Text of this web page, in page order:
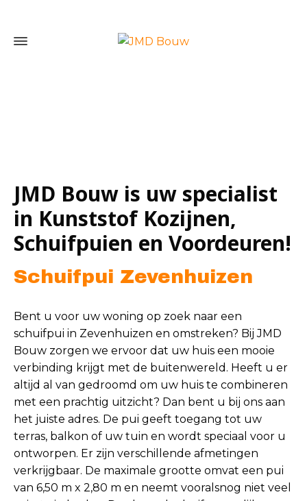
JMD Bouw is uw specialist
in Kunststof Kozijnen,
Schuifpuien en Voordeuren!
Schuifpui Zevenhuizen
Bent u voor uw woning op zoek naar een
schuifpui in Zevenhuizen en omstreken? Bij JMD
Bouw zorgen we ervoor dat uw huis een mooie
verbinding krijgt met de buitenwereld. Heeft u er
altijd al van gedroomd om uw huis te combineren
met een prachtig uitzicht? Dan bent u bij ons aan
het juiste adres. De pui geeft toegang tot uw
terras, balkon of uw tuin en wordt speciaal voor u
ontworpen. Er zijn verschillende afmetingen
verkrijgbaar. De maximale grootte omvat een pui
van 6,50 m x 2,80 m en neemt vooralsnog niet veel